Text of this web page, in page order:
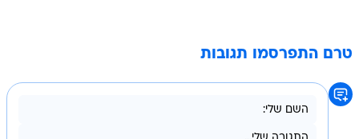
טרם התפרסמו תגובות